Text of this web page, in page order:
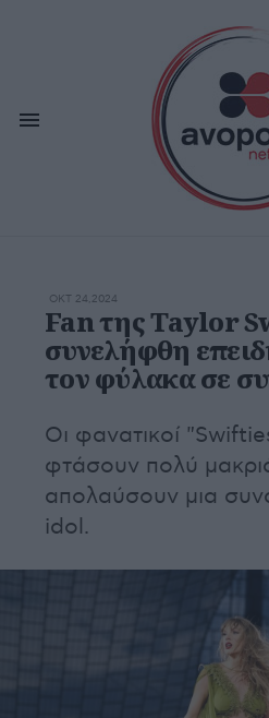
ΟΚΤ 24,2024
Fan της Taylor
συνελήφθη
τον φύλακα σε
Οι φανατικοί
φτάσουν πολύ
απολαύσουν μια
idol.